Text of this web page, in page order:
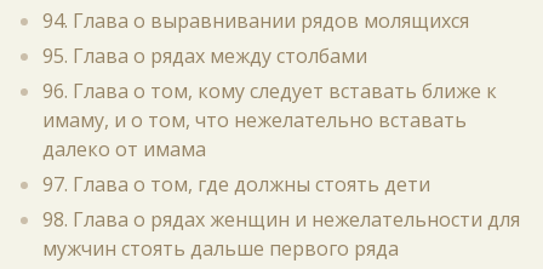
94. Глава о выравнивании рядов молящихся
95. Глава о рядах между столбами
96. Глава о том, кому следует вставать ближе к
имаму, и о том, что нежелательно вставать
далеко от имама
97. Глава о том, где должны стоять дети
98. Глава о рядах женщин и нежелательности для
мужчин стоять дальше первого ряда